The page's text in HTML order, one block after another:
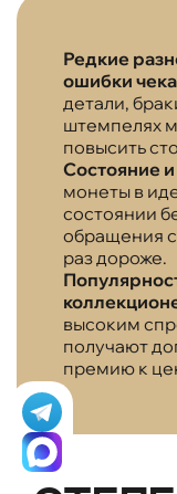
Редкие
ошибки
детали,
штемпелях
повысить
Состояние
монеты в
состоянии
обращения
раз дороже.
высоким
получают
премию к